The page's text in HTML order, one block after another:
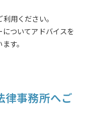
用ください。
ついてアドバイスを
す。
事務所へご